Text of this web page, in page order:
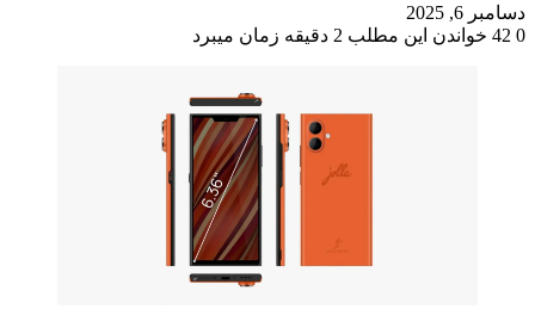
دسامبر 6, 2025
0
خواندن این مطلب 2 دقیقه زمان میبرد